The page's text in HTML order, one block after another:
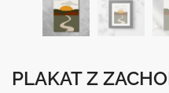
PLAKAT Z